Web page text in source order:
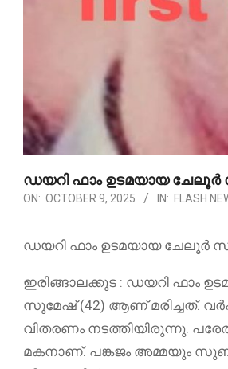
ഡയറി ഫാം ഉടമയായ ചേലൂർ
ON: OCTOBER 9, 2025 IN: FLASH
ഡയറി ഫാം ഉടമയായ ചേലൂർ
ഇരിങ്ങാലക്കുട : ഡയറി ഫാം
സുമേഷ് (42) ആണ് മരിച്ചത്.
വിതരണം നടത്തിയിരുന്നു.
മകനാണ്. പങ്കജം അമ്മയും